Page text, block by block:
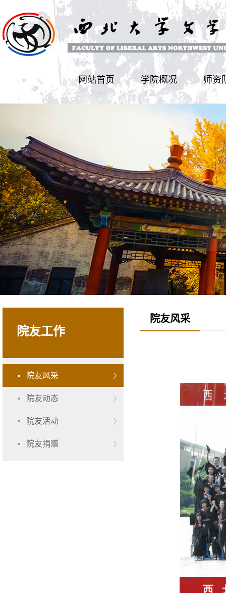
网站首页 学院概况 师资
院友工作
院友风采
院友动态
院友活动
院友捐赠
院友风采